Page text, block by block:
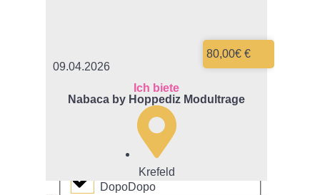
Cybex
Däumling
DopoDopo
09.04.2026
Ich biete
Nabaca by Hoppediz Modultrage
Krefeld
80,00€ €